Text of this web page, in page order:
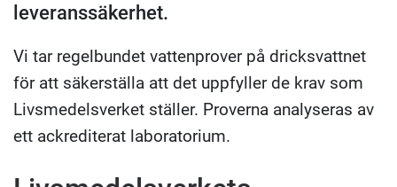
leveranssäkerhet.
Vi tar regelbundet vattenprover på dricksvattnet
för att säkerställa att det uppfyller de krav som
Livsmedelsverket ställer. Proverna analyseras av
ett ackrediterat laboratorium.